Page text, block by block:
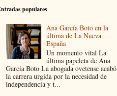
populares
Ana García Boto en la
última de La Nueva
España
Un momento vital La
última papeleta de Ana
García Boto La abogada ovetense acabó
la carrera urgida por la necesidad de
independencia y t...